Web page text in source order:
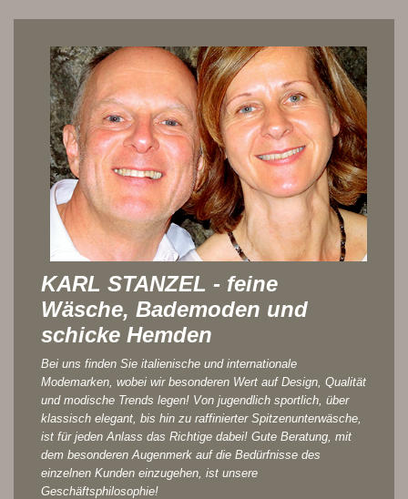
KARL STANZEL - feine
Wäsche, Bademoden und
schicke Hemden
Bei uns finden Sie italienische und internationale
Modemarken, wobei wir besonderen Wert auf Design, Qualität
und modische Trends legen! Von jugendlich sportlich, über
klassisch elegant, bis hin zu raffinierter Spitzenunterwäsche,
ist für jeden Anlass das Richtige dabei! Gute Beratung, mit
dem besonderen Augenmerk auf die Bedürfnisse des
einzelnen Kunden einzugehen, ist unsere
Geschäftsphilosophie!